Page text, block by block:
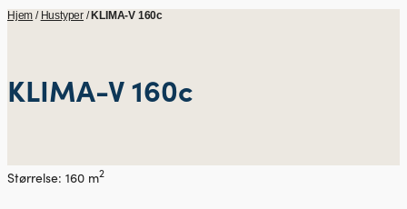
Hjem / Hustyper / KLIMA-V 160c
KLIMA-V 160c
Størrelse: 160 m2